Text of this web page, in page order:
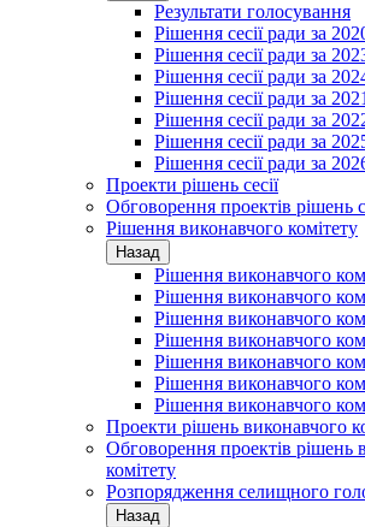
Результати голосування
Рішення сесії ради за
Рішення сесії ради за
Рішення сесії ради за
Рішення сесії ради за
Рішення сесії ради за
Рішення сесії ради за
Рішення сесії ради за
Проекти рішень сесії
Обговорення проектів рішень
Рішення виконавчого комітету
Назад
Рішення виконавчого
Рішення виконавчого
Рішення виконавчого
Рішення виконавчого
Рішення виконавчого
Рішення виконавчого
Рішення виконавчого
Проекти рішень виконавчого
Обговорення проектів рішень
комітету
Розпорядження селищного
Назад